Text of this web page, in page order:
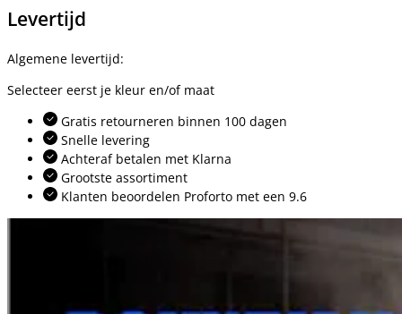
Levertijd
Algemene levertijd:
Selecteer eerst je kleur en/of maat
Gratis retourneren binnen 100 dagen
Snelle levering
Achteraf betalen met Klarna
Grootste assortiment
Klanten beoordelen Proforto met een 9.6